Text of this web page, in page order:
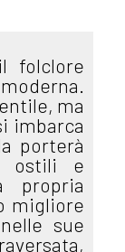
folclore
ma
imbarca
porterà
ostili e
propria
migliore
sue